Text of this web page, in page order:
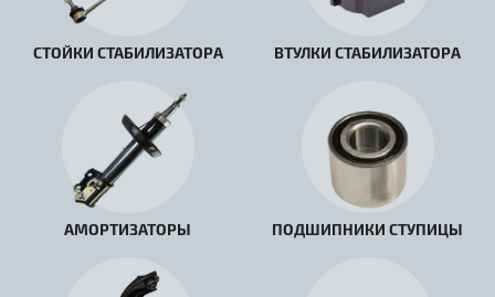
СТОЙКИ СТАБИЛИЗАТОРА ВТУЛКИ СТАБИЛИЗАТОРА
АМОРТИЗАТОРЫ ПОДШИПНИКИ СТУПИЦЫ